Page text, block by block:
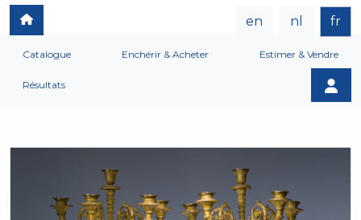
en nl fr
Catalogue Enchérir & Acheter Estimer & Vendre
Résultats